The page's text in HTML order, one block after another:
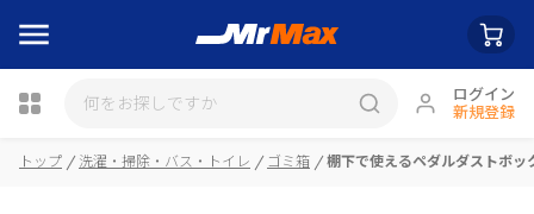
ログイン
新規登録
トップ 洗濯・掃除・バス・トイレ ゴミ箱 棚下で使えるペダルダストボッ